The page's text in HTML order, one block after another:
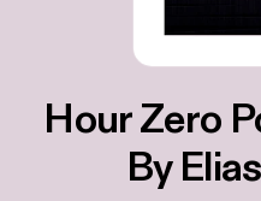
Hour Zero
By